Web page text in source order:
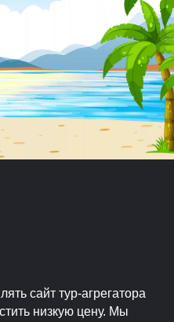
сайт тур-агрегатора
низкую цену. Мы